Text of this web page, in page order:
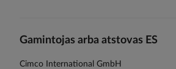
Gamintojas arba atstovas ES
Cimco International GmbH